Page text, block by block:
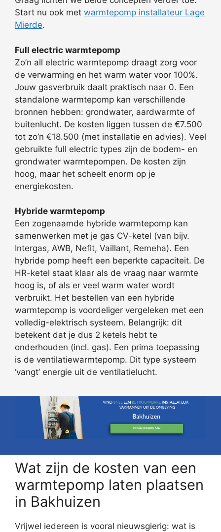
Start nu ook met warmtepomp installateur Lage
Mierde.
Full electric warmtepomp
Zo’n all electric warmtepomp draagt zorg voor
de verwarming en het warm water voor 100%.
Jouw gasverbruik daalt praktisch naar 0. Een
standalone warmtepomp kan verschillende
bronnen hebben: grondwater, aardwarmte of
buitenlucht. De kosten liggen tussen de €7.500
tot zo’n €18.500 (met installatie en advies). Veel
gebruikte full electric types zijn de bodem- en
grondwater warmtepompen. De kosten zijn
hoog, maar het scheelt enorm op je
energiekosten.
Hybride warmtepomp
Een zogenaamde hybride warmtepomp kan
samenwerken met je gas CV-ketel (van bijv.
Intergas, AWB, Nefit, Vaillant, Remeha). Een
hybride pomp heeft een beperkte capaciteit. De
HR-ketel staat klaar als de vraag naar warmte
hoog is, of als er veel warm water wordt
verbruikt. Het bestellen van een hybride
warmtepomp is voordeliger vergeleken met een
volledig-elektrisch systeem. Belangrijk: dit
betekent dat je dus 2 ketels hebt te
onderhouden (incl. gas). Een prima toepassing
is de ventilatiewarmtepomp. Dit type systeem
‘vangt’ energie uit de ventilatielucht.
Wat zijn de kosten van een
warmtepomp laten plaatsen
in Bakhuizen
Vrijwel iedereen is vooral nieuwsgierig: wat is